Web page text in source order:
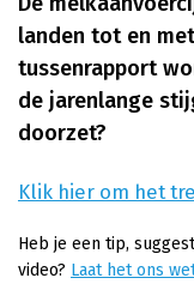
landen tot en
tussenrapport
de jarenlange
doorzet?
Klik hier om het
Heb je een tip,
video? Laat het ons